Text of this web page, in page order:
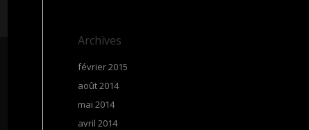
Archives
février 2015
août 2014
mai 2014
avril 2014